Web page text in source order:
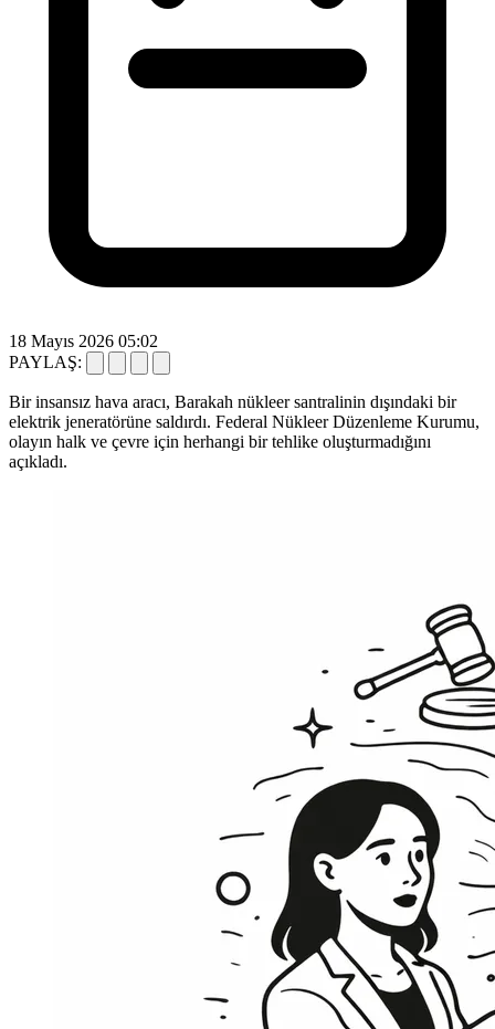
18 Mayıs 2026 05:02
PAYLAŞ:
Bir insansız hava aracı, Barakah nükleer santralinin dışındaki bir
elektrik jeneratörüne saldırdı. Federal Nükleer Düzenleme Kurumu,
olayın halk ve çevre için herhangi bir tehlike oluşturmadığını
açıkladı.